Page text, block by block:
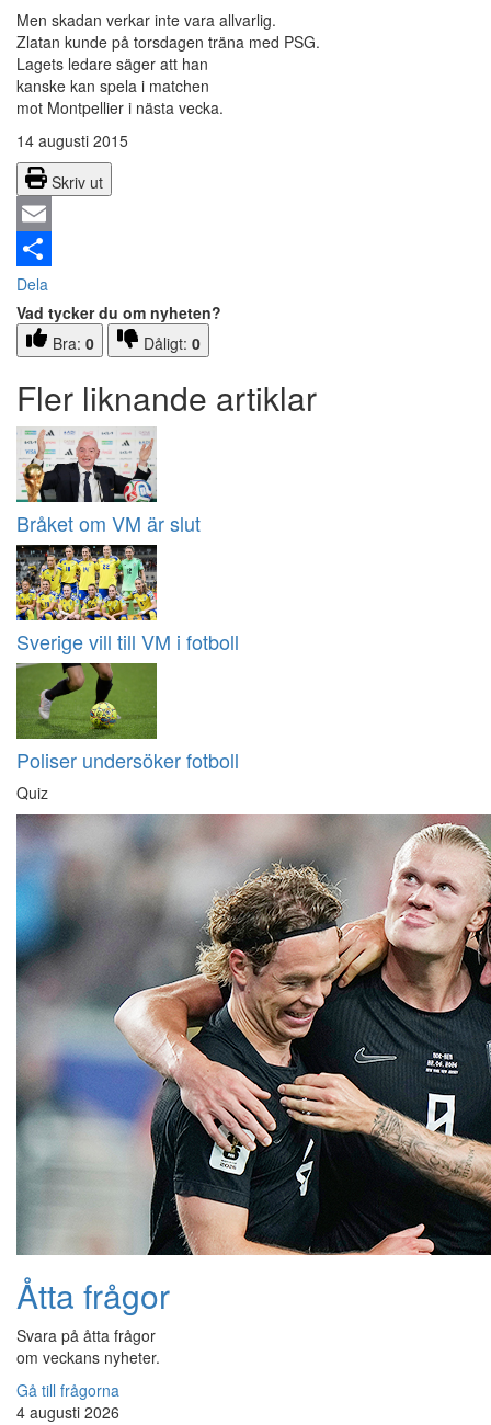
Men skadan verkar inte vara allvarlig.
Zlatan kunde på torsdagen träna med PSG.
Lagets ledare säger att han
kanske kan spela i matchen
mot Montpellier i nästa vecka.
14 augusti 2015
Skriv ut
Email
Dela
Vad tycker du om nyheten?
Bra: 0 Dåligt: 0
Fler liknande artiklar
Bråket om VM är slut
Sverige vill till VM i fotboll
Poliser undersöker fotboll
Quiz
Åtta frågor
Svara på åtta frågor
om veckans nyheter.
Gå till frågorna
4 augusti 2026